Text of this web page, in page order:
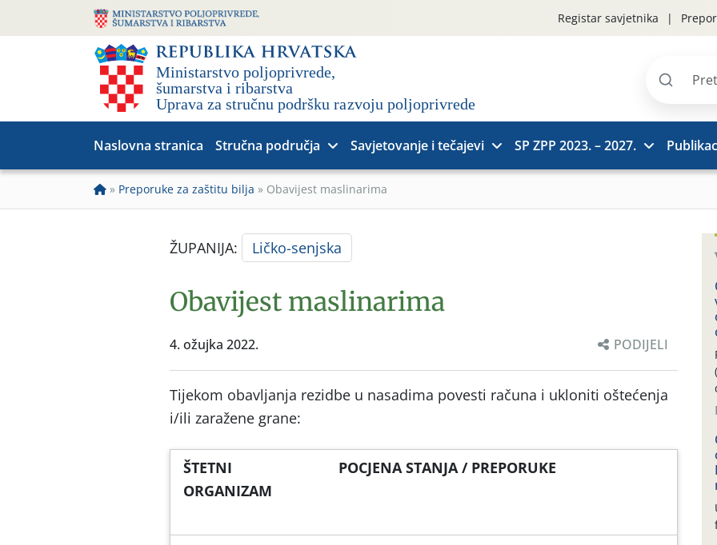
Registar savjetnika
Pretraži
Naslovna stranica Stručna područja Savjetovanje i tečajevi SP ZPP 2023. – 2027.
» Preporuke za zaštitu bilja » Obavijest maslinarima
ŽUPANIJA: Ličko-senjska
Obavijest maslinarima
4. ožujka 2022. PODIJELI
Tijekom obavljanja rezidbe u nasadima povesti računa i ukloniti oštećenja
i/ili zaražene grane:
ŠTETNI
ORGANIZAM
POCJENA STANJA / PREPORUKE